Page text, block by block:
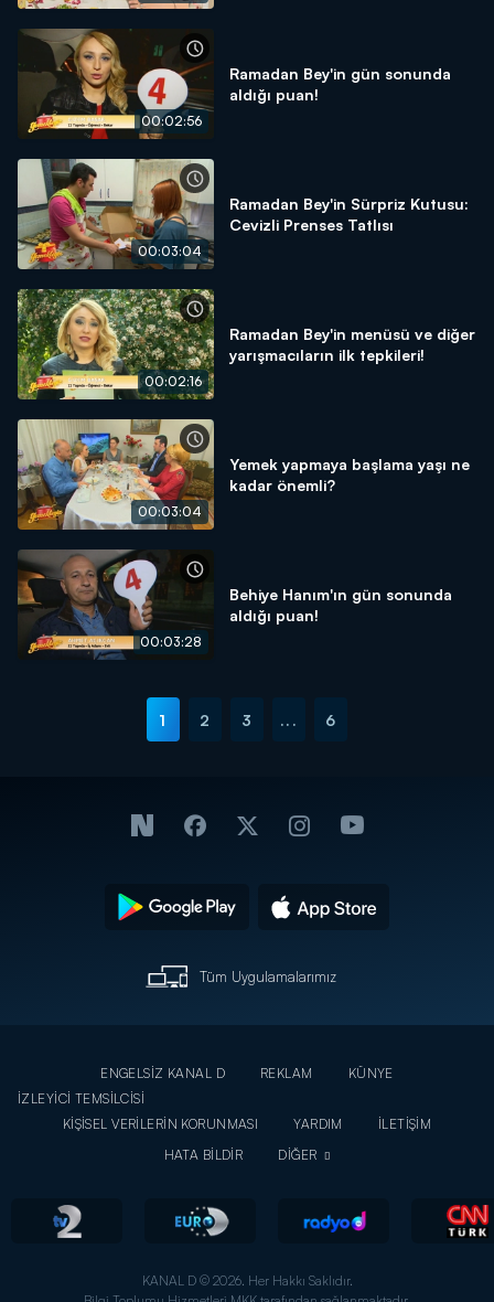
00:02:56
Ramadan Bey'in gün sonunda
aldığı puan!
00:03:04
Ramadan Bey'in Sürpriz Kutusu:
Cevizli Prenses Tatlısı
00:02:16
Ramadan Bey'in menüsü ve diğer
yarışmacıların ilk tepkileri!
00:03:04
Yemek yapmaya başlama yaşı ne
kadar önemli?
00:03:28
Behiye Hanım'ın gün sonunda
aldığı puan!
1 2 3 ... 6
Tüm Uygulamalarımız
ENGELSİZ KANAL D REKLAM
KÜNYE
İZLEYİCİ TEMSİLCİSİ
KİŞİSEL VERİLERİN KORUNMASI
YARDIM
İLETİŞİM
HATA BİLDİR
DİĞER
KANAL D © 2026. Her Hakkı Saklıdır.